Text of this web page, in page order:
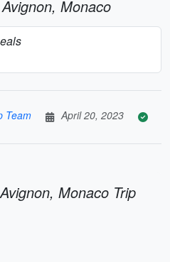
Monaco
Team
April 20, 2023
Monaco Trip